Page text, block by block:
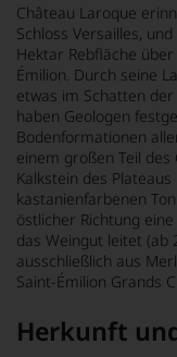
Château Laroque
Schloss Versailles,
Hektar Rebfläche
Émilion. Durch seine
etwas im Schatten
haben Geologen
Bodenformationen
einem großen Teil des
Kalkstein des
kastanienfarbenen
östlicher Richtung
das Weingut leitet (ab
ausschließlich aus
Saint-Émilion Grands
Herkunft